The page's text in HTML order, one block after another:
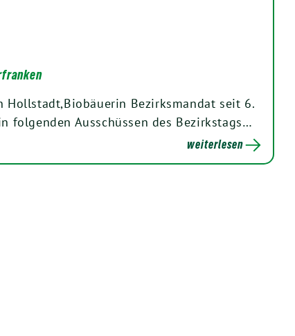
Hollstadt,Biobäuerin Bezirksmandat seit 6.
folgenden Ausschüssen des Bezirkstags…
weiterlesen